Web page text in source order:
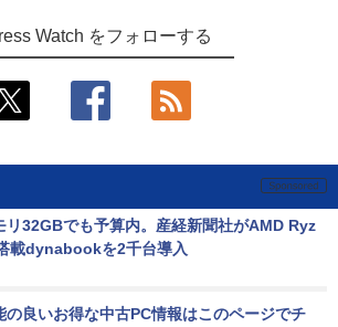
Watch をフォローする
リ32GBでも予算内。産経新聞社がAMD Ryz
載dynabookを2千台導入
の良いお得な中古PC情報はこのページでチ